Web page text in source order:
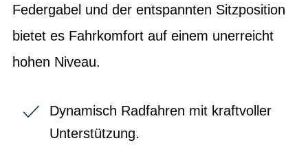
Federgabel und der entspannten Sitzposition
bietet es Fahrkomfort auf einem unerreicht
hohen Niveau.
Dynamisch Radfahren mit kraftvoller
Unterstützung.